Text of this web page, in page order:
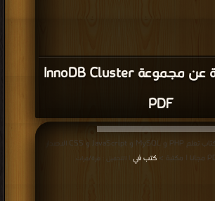
كتاب مقدمة عن مجموعة InnoDB Cluster
PDF
قراءة و تحميل كتاب كتاب تعلم PHP و MySQL و JavaScript و CSS الاصدار
كتب في | التحميل : مرة/مرات